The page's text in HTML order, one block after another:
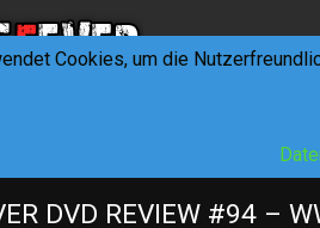
DVD REVIEW #94 –
Cookies, um die